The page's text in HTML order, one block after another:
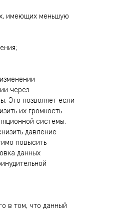
имеющих меньшую
через
Это позволяет если
их громкость
системы.
давление
повысить
данных
в том, что данный